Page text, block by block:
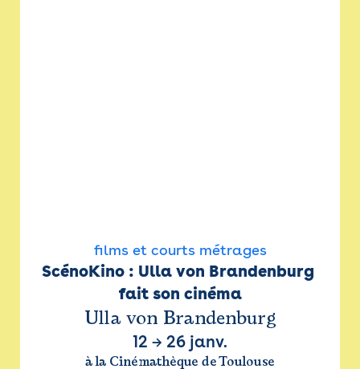
films et courts métrages
ScénoKino : Ulla von Brandenburg
fait son cinéma
Ulla von Brandenburg
12 → 26 janv.
à la Cinémathèque de Toulouse